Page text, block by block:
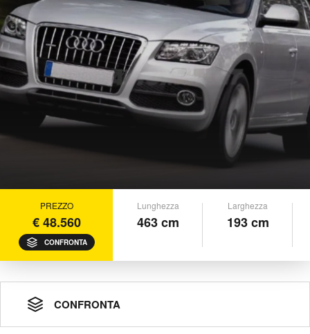
PREZZO
€ 48.560
CONFRONTA
Lunghezza
463 cm
Larghezza
193 cm
CONFRONTA